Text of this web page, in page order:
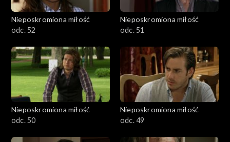
Nieposkromiona miłość
odc. 52
Nieposkromiona miłość
odc. 51
Nieposkromiona miłość
odc. 50
Nieposkromiona miłość
odc. 49